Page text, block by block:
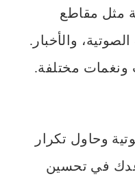
مثل مقاطع
والأخبار.
ونغمات مختلفة.
وحاول تكرار
في تحسين